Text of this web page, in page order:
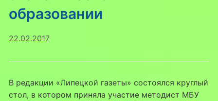
образовании
22.02.2017
В редакции «Липецкой газеты» состоялся круглый
стол, в котором приняла участие методист МБУ